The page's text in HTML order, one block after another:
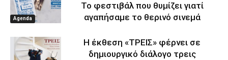
Agenda
Το φεστιβάλ που θυμίζει γιατί
αγαπήσαμε το θερινό σινεμά
Η έκθεση «ΤΡΕΙΣ» φέρνει σε
δημιουργικό διάλογο τρεις